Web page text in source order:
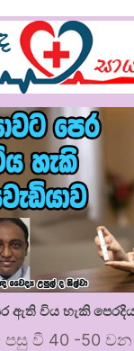
ඇති විය හැකි
පසු වී 40 -50